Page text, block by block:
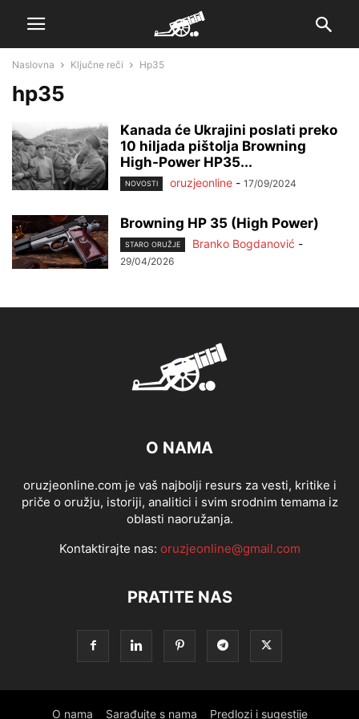
Naslovna Ključne reči Hp35
hp35
Kanada će Ukrajini poslati preko
10 hiljada pištolja Browning
High-Power HP35...
NOVOSTI oruzjeonline - 17/09/2024
Browning HP 35 (High Power)
STARO ORUŽJE Branko Bogdanović -
29/04/2026
O NAMA
oruzjeonline.com je vaš najbolji resurs za vesti, kritike i
priče o oružju, istoriji, analitici i svim srodnim temama iz
oblasti naoružanja.
Kontaktirajte nas: oruzjeonline@gmail.com
PRATITE NAS
O nama Sarađujte s nama Predlozi i sugestije